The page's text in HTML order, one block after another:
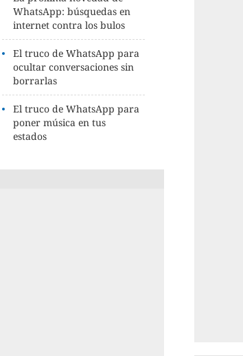
WhatsApp: búsquedas en
internet contra los bulos
El truco de WhatsApp para
ocultar conversaciones sin
borrarlas
El truco de WhatsApp para
poner música en tus
estados